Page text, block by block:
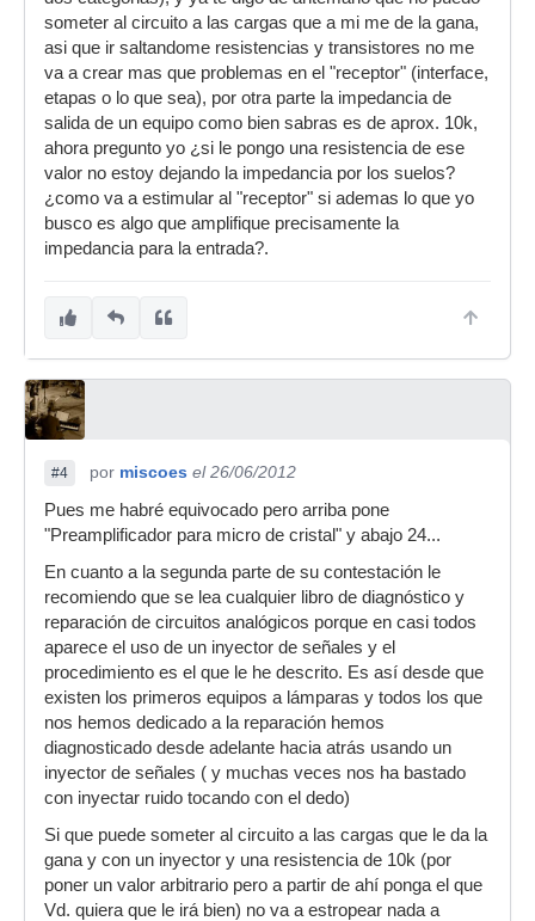
someter al circuito a las cargas que a mi me de la gana,
asi que ir saltandome resistencias y transistores no me
va a crear mas que problemas en el "receptor" (interface,
etapas o lo que sea), por otra parte la impedancia de
salida de un equipo como bien sabras es de aprox. 10k,
ahora pregunto yo ¿si le pongo una resistencia de ese
valor no estoy dejando la impedancia por los suelos?
¿como va a estimular al "receptor" si ademas lo que yo
busco es algo que amplifique precisamente la
impedancia para la entrada?.
#4 por miscoes el 26/06/2012
Pues me habré equivocado pero arriba pone
"Preamplificador para micro de cristal" y abajo 24...
En cuanto a la segunda parte de su contestación le
recomiendo que se lea cualquier libro de diagnóstico y
reparación de circuitos analógicos porque en casi todos
aparece el uso de un inyector de señales y el
procedimiento es el que le he descrito. Es así desde que
existen los primeros equipos a lámparas y todos los que
nos hemos dedicado a la reparación hemos
diagnosticado desde adelante hacia atrás usando un
inyector de señales ( y muchas veces nos ha bastado
con inyectar ruido tocando con el dedo)
Si que puede someter al circuito a las cargas que le da la
gana y con un inyector y una resistencia de 10k (por
poner un valor arbitrario pero a partir de ahí ponga el que
Vd. quiera que le irá bien) no va a estropear nada a